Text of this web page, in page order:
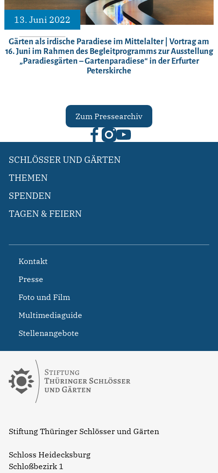
13. Juni 2022
Gärten als irdische Paradiese im Mittelalter | Vortrag am
16. Juni im Rahmen des Begleitprogramms zur Ausstellung
„Paradiesgärten – Gartenparadiese“ in der Erfurter
Peterskirche
Zum Pressearchiv
Stiftung Thüringer Schlösser und Gärten
Schloss Heidecksburg
Schloßbezirk 1
SCHLÖSSER UND GÄRTEN
THEMEN
SPENDEN
TAGEN & FEIERN
Kontakt
Presse
Foto und Film
Multimediaguide
Stellenangebote